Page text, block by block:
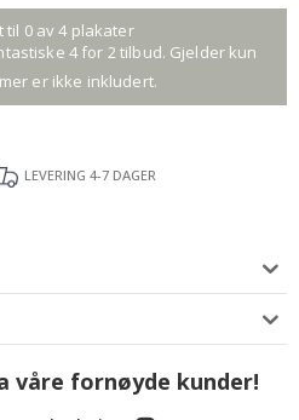
til 0 av 4 plakater
4 for 2 tilbud. Gjelder kun
er ikke inkludert.
LEVERING 4-7 DAGER
våre fornøyde kunder!